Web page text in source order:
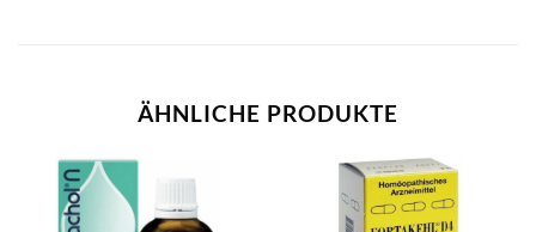
ÄHNLICHE PRODUKTE